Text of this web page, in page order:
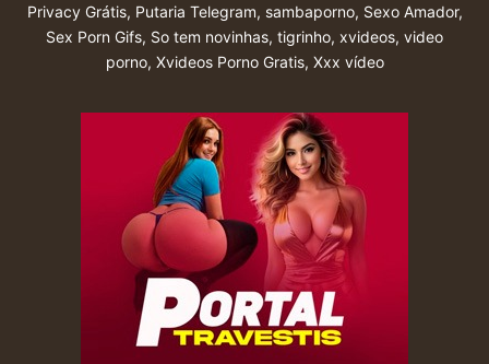
Privacy Grátis, Putaria Telegram, sambaporno, Sexo Amador,
Sex Porn Gifs, So tem novinhas, tigrinho, xvideos, video
porno, Xvideos Porno Gratis, Xxx vídeo